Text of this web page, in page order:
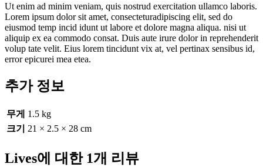
Ut enim ad minim veniam, quis nostrud exercitation ullamco laboris.
Lorem ipsum dolor sit amet, consecteturadipiscing elit, sed do
eiusmod temp incid idunt ut labore et dolore magna aliqua. nisi ut
aliquip ex ea commodo consat. Duis aute irure dolor in reprehenderit
volup tate velit. Eius lorem tincidunt vix at, vel pertinax sensibus id,
error epicurei mea etea.
추가 정보
무게
1.5 kg
크기 21 × 2.5 × 28 cm
Lives에 대한 1개 리뷰